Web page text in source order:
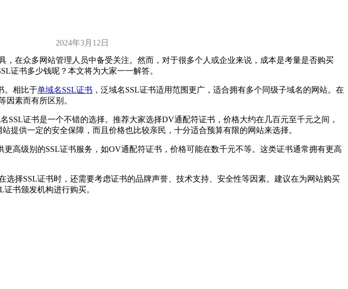
2024年3月12日
，在众多网站管理人员中备受关注。然而，对于很多个人或企业来说，成本是考量是否购买
证书多少钱呢？本文将为大家一一解答。
。相比于单域名SSL证书 ，泛域名SSL证书适用范围更广，适合拥有多个同级子域名的网站。在
因素而有所区别。
证书是一个不错的选择。推荐大家选择DV通配符证书，价格大约在几百元至千元之间，
提供一定的安全保障，而且价格也比较亲民，十分适合预算有限的网站来选择。
更高级别的SSL证书服务，如OV通配符证书，价格可能在数千元不等。这类证书通常拥有更高
择SSL证书时，还需要考虑证书的品牌声誉、技术支持、安全性等因素。建议在为网站购买
书颁发机构进行购买。